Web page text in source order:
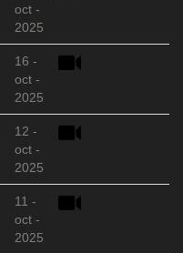
oct -
2025
16 -
oct -
2025
12 -
oct -
2025
11 -
oct -
2025